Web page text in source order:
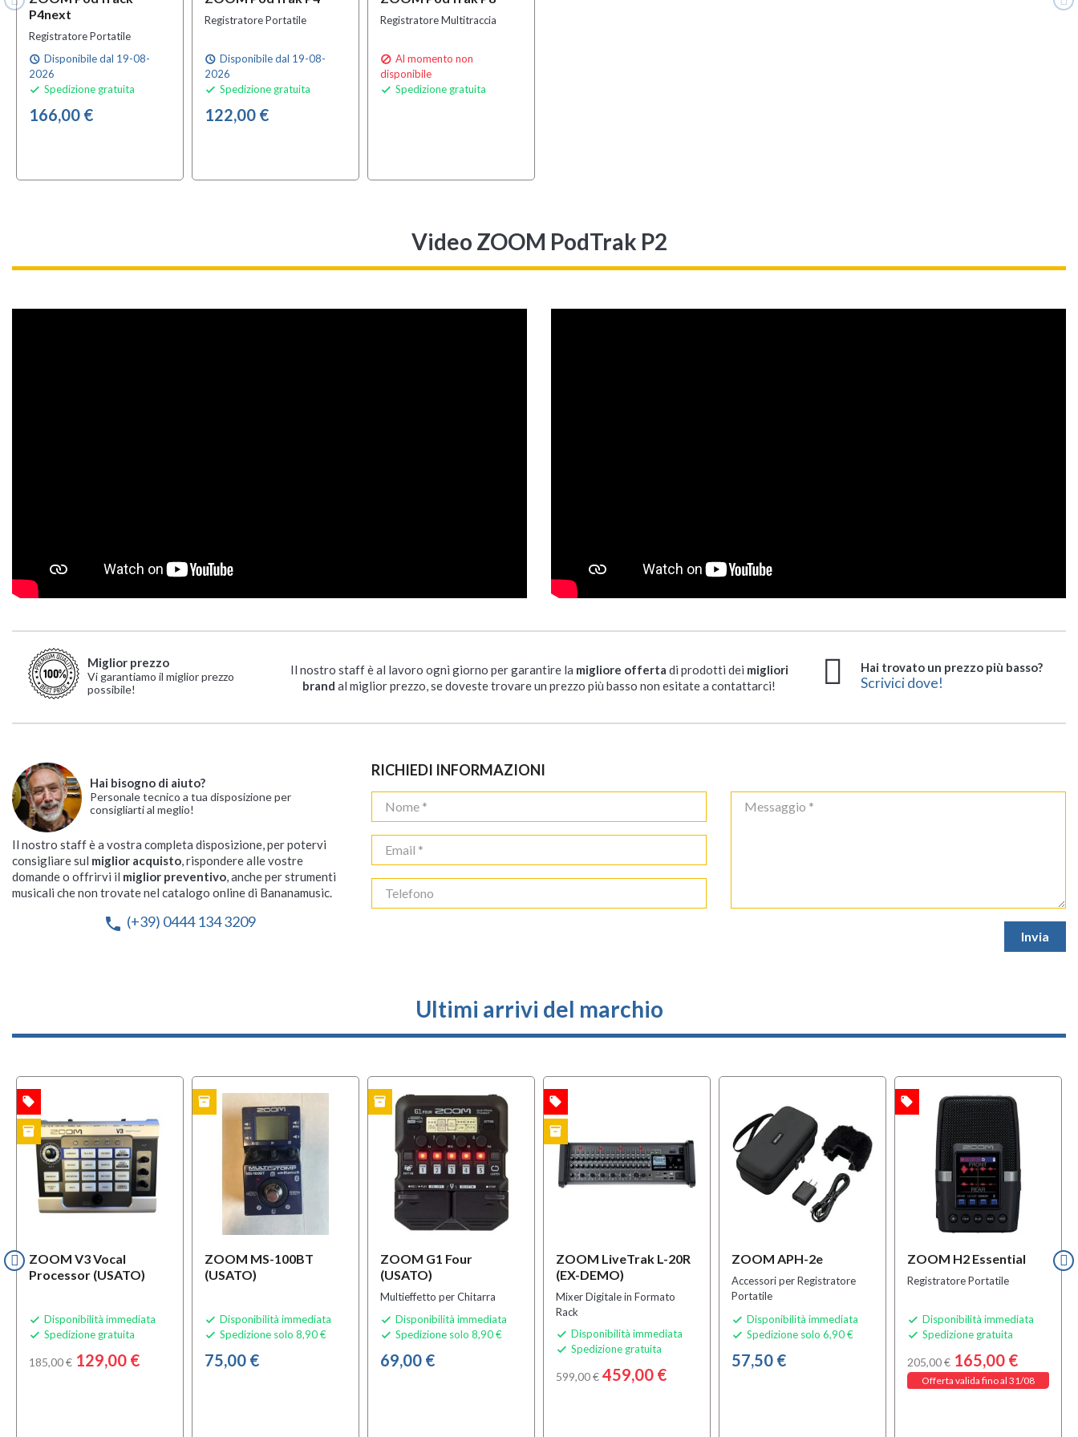
P4next
Registratore Portatile
schedule Disponibile dal 19-08-
2026
 Spedizione gratuita
166,00 €
Registratore Portatile
schedule Disponibile dal 19-08-
2026
 Spedizione gratuita
122,00 €
Registratore Multitraccia
 Al momento non
disponibile
 Spedizione gratuita
Video ZOOM PodTrak P2
Miglior prezzo
Vi garantiamo il miglior prezzo
possibile!
Il nostro staff è al lavoro ogni giorno per garantire la migliore offerta di prodotti dei migliori
brand al miglior prezzo, se doveste trovare un prezzo più basso non esitate a contattarci!
Hai trovato un prezzo più basso?
Scrivici dove!
Hai bisogno di aiuto?
Personale tecnico a tua disposizione per
consigliarti al meglio!
Il nostro staff è a vostra completa disposizione, per potervi
consigliare sul miglior acquisto, rispondere alle vostre
domande o offrirvi il miglior preventivo, anche per strumenti
musicali che non trovate nel catalogo online di Bananamusic.
phone (+39) 0444 134 3209
RICHIEDI INFORMAZIONI
Ultimi arrivi del marchio
ZOOM V3 Vocal
Processor (USATO)
 Disponibilità immediata
 Spedizione gratuita
185,00 € 129,00 €
local_offer
inventory
ZOOM MS-100BT
(USATO)
 Disponibilità immediata
 Spedizione solo 8,90 €
75,00 €
inventory
ZOOM G1 Four
(USATO)
Multieffetto per Chitarra
 Disponibilità immediata
 Spedizione solo 8,90 €
69,00 €
inventory
ZOOM LiveTrak L-20R
(EX-DEMO)
Mixer Digitale in Formato
Rack
 Disponibilità immediata
 Spedizione gratuita
599,00 € 459,00 €
OFFERTA local_offer
inventory
ZOOM APH-2e
Accessori per Registratore
Portatile
 Disponibilità immediata
 Spedizione solo 6,90 €
57,50 €
ZOOM H2 Essential
Registratore Portatile
 Disponibilità immediata
 Spedizione gratuita
205,00 € 165,00 €
Offerta valida fino al 31/08
local_offer